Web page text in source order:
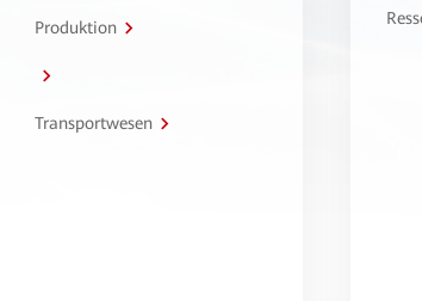
Produktion
Transportwesen